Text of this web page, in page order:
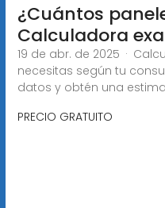
¿Cuántos
Calculadora
19 de abr. de 2025 ·
necesitas según tu
datos y obtén una
PRECIO GRATUITO